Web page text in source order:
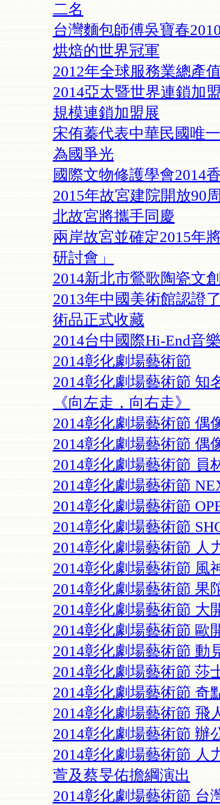
二名
台灣麵包師傅吳寶春
烘焙的世界冠軍
2012年全球服務業總產
2014亞太暨世界連鎖加
規模連鎖加盟展
宋侑蓁代表中華民國唯
為國爭光
國際文物修護學會2014
2015年故宮建院開放90
北故宮將攜手同慶
兩岸故宮並確定2015年
研討會」
2014新北市鶯歌陶瓷文
2013年中國美術館認證
術品正式收藏
2014台中國際Hi-End音
2014彰化劇場藝術節
2014彰化劇場藝術節 知
《向左走，向右走》
2014彰化劇場藝術節 偶
2014彰化劇場藝術節 偶
2014彰化劇場藝術節 員
2014彰化劇場藝術節
2014彰化劇場藝術節
2014彰化劇場藝術節
2014彰化劇場藝術節 人
2014彰化劇場藝術節 風
2014彰化劇場藝術節 果
2014彰化劇場藝術節 大
2014彰化劇場藝術節 歐
2014彰化劇場藝術節 動
2014彰化劇場藝術節 莎
2014彰化劇場藝術節 奇
2014彰化劇場藝術節 飛
2014彰化劇場藝術節 辦
2014彰化劇場藝術節 人
萱及蔡旻佑擔綱演出
2014彰化劇場藝術節 台